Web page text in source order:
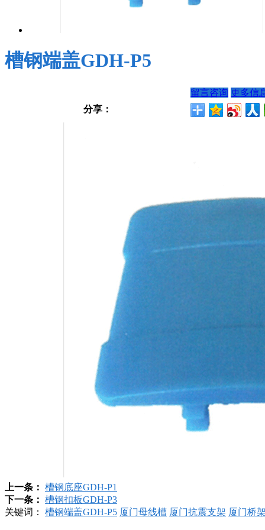
槽钢端盖GDH-P5
留言咨询 更多信
分享：
上一条： 槽钢底座GDH-P1
下一条： 槽钢扣板GDH-P3
关键词： 槽钢端盖GDH-P5 厦门母线槽 厦门抗震支架 厦门桥